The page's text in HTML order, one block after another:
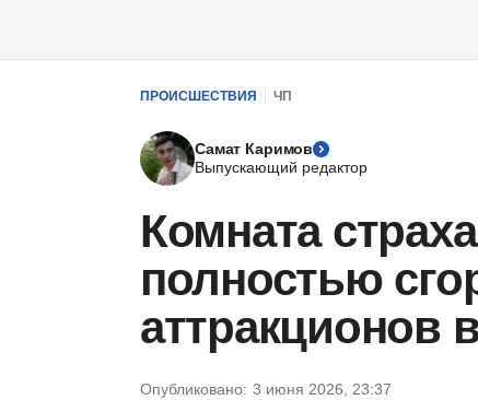
ПРОИСШЕСТВИЯ ЧП
Самат Каримов
Выпускающий редактор
Комната
полностью
аттракционов
Опубликовано: 3 июня 2026, 23:37